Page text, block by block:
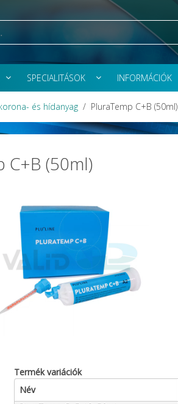
SPECIALITÁSOK INFORMÁCIÓK
és hídanyag PluraTemp C+B (50ml)
C+B (50ml)
Termék variációk
Név